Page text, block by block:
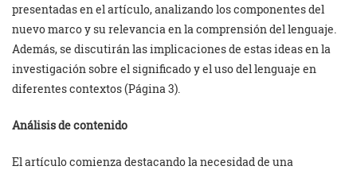
presentadas en el artículo, analizando los componentes del
nuevo marco y su relevancia en la comprensión del lenguaje.
Además, se discutirán las implicaciones de estas ideas en la
investigación sobre el significado y el uso del lenguaje en
diferentes contextos (Página 3).
Análisis de contenido
El artículo comienza destacando la necesidad de una